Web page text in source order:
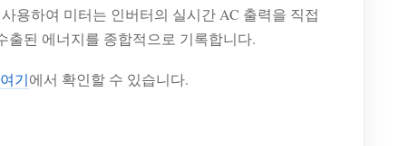
용하여 미터는 인버터의 실시간 AC 출력을 직접
출된 에너지를 종합적으로 기록합니다.
여기에서 확인할 수 있습니다.